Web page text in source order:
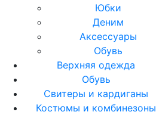
Юбки
Деним
Аксессуары
Обувь
Верхняя одежда
Обувь
Свитеры и кардиганы
Костюмы и комбинезоны